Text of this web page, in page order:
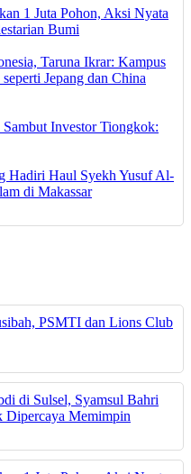
1 Juta Pohon, Aksi Nyata
Bumi
Taruna Ikrar: Kampus
Jepang dan China
Investor Tiongkok:
Hadiri Haul Syekh Yusuf Al-
di Makassar
PSMTI dan Lions Club
di Sulsel, Syamsul Bahri
Dipercaya Memimpin